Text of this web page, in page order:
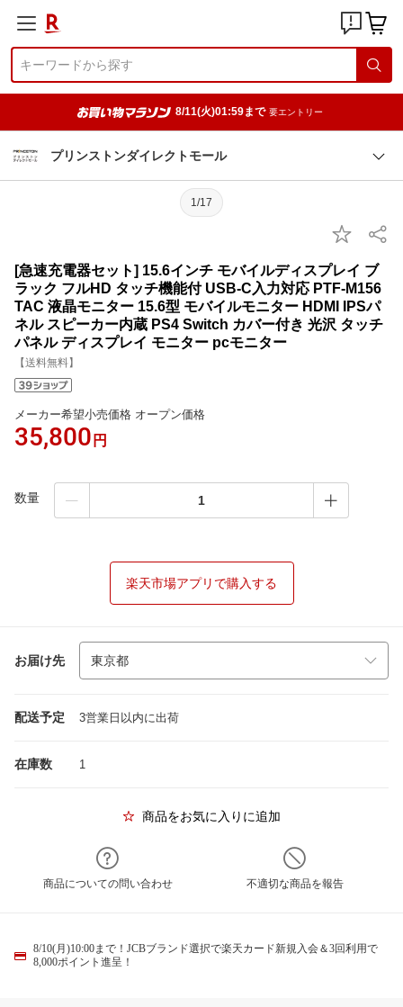
8/11(火)01:59まで 要エントリー
プリンストンダイレクトモール
1/17
[急速充電器セット] 15.6インチ モバイルディスプレイ ブ
ラック フルHD タッチ機能付 USB-C入力対応 PTF-M156
TAC 液晶モニター 15.6型 モバイルモニター HDMI IPSパ
ネル スピーカー内蔵 PS4 Switch カバー付き 光沢 タッチ
パネル ディスプレイ モニター pcモニター
【送料無料】
メーカー希望小売価格 オープン価格
35,800 円
数量
楽天市場アプリで購入する
お届け先
配送予定 3営業日以内に出荷
在庫数 1
商品をお気に入りに追加
商品についての問い合わせ 不適切な商品を報告
8/10(月)10:00まで！JCBブランド選択で楽天カード新規入会＆3回利用で
8,000ポイント進呈！